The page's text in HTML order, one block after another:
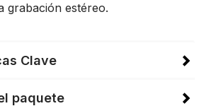
grabación estéreo.
Clave
paquete